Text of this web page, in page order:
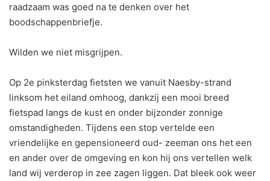
raadzaam was goed na te denken over het
boodschappenbriefje.
Wilden we niet misgrijpen.
Op 2e pinksterdag fietsten we vanuit Naesby-strand
linksom het eiland omhoog, dankzij een mooi breed
fietspad langs de kust en onder bijzonder zonnige
omstandigheden. Tijdens een stop vertelde een
vriendelijke en gepensioneerd oud- zeeman ons het een
en ander over de omgeving en kon hij ons vertellen welk
land wij verderop in zee zagen liggen. Dat bleek ook weer